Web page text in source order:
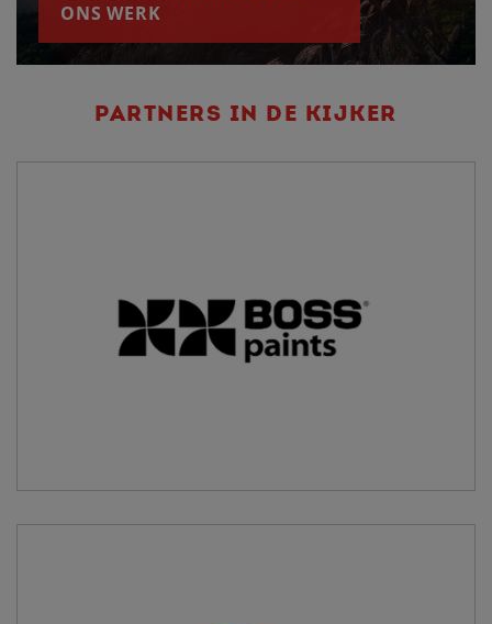
ONS WERK
PARTNERS IN DE KIJKER